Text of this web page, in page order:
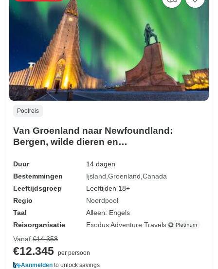
Poolreis
Van Groenland naar Newfoundland:
Bergen, wilde dieren en
Duur
14 dagen
Bestemmingen
Ijsland Groenland Canada
Leeftijdsgroep
Leeftijden 18+
Regio
Noordpool
Taal
Alleen: Engels
Reisorganisatie
Exodus Adventure Travels
Vanaf €14.358
€12.345 per persoon
Aanmelden to unlock savings